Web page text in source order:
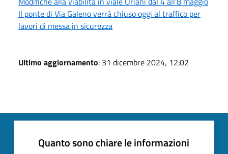
Il ponte di Via Galeno verrà chiuso oggi al traffico per
lavori di messa in sicurezza
Ultimo aggiornamento: 31 dicembre 2024, 12:02
Quanto sono chiare le informazioni